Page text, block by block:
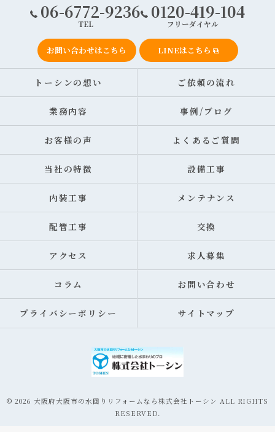
06-6772-9236
TEL
0120-419-104
フリーダイヤル
お問い合わせはこちら LINEはこちら
トーシンの想い ご依頼の流れ
業務内容 事例/ブログ
お客様の声 よくあるご質問
当社の特徴 設備工事
内装工事 メンテナンス
配管工事 交換
アクセス 求人募集
コラム お問い合わせ
プライバシーポリシー サイトマップ
© 2026 大阪府大阪市の水回りリフォームなら株式会社トーシン ALL RIGHTS
RESERVED.